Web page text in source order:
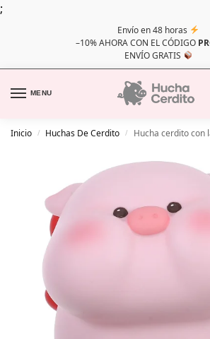
;
Envío en 48 horas
–10% AHORA CON EL CÓDIGO
ENVÍO GRATIS
MENU
Inicio / Huchas De Cerdito / Hucha cerdito con